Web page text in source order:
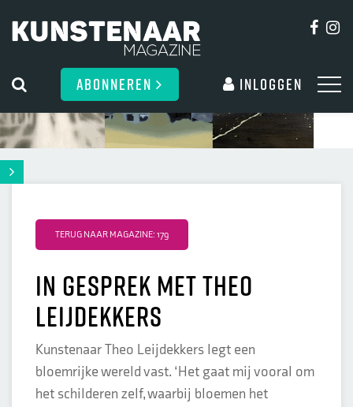
ABONNEREN Inloggen
TERUG NAAR MAGAZINE: 179
In gesprek met Theo
Leijdekkers
Kunstenaar Theo Leijdekkers legt een
bloemrijke wereld vast. ‘Het gaat mij vooral om
het schilderen zelf, waarbij bloemen het